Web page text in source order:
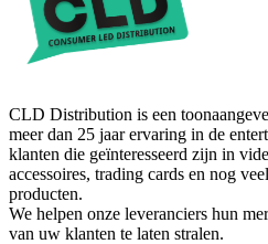
CLD Distribution is een
meer dan 25 jaar ervaring in de
klanten die geïnteresseerd zijn in
accessoires, trading cards en nog
producten.
We helpen onze leveranciers hun
van uw klanten te laten stralen.